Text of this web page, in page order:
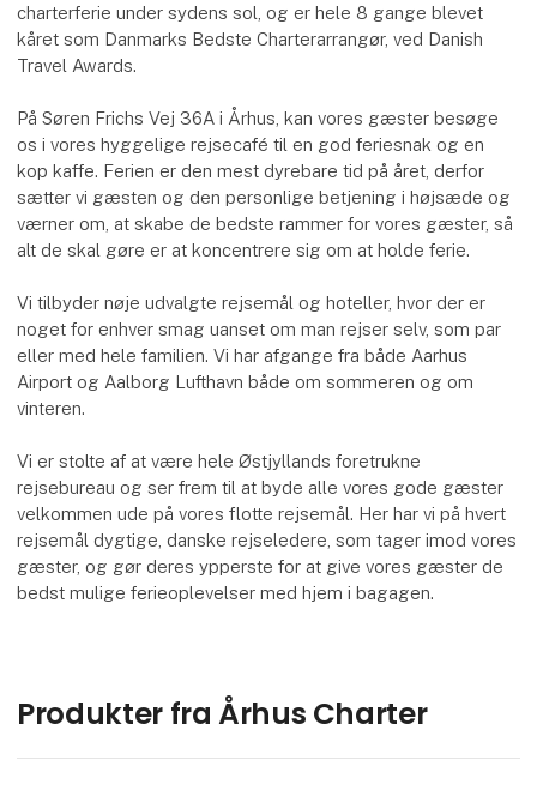
charterferie under sydens sol, og er hele 8 gange blevet
kåret som Danmarks Bedste Charterarrangør, ved Danish
Travel Awards.
På Søren Frichs Vej 36A i Århus, kan vores gæster besøge
os i vores hyggelige rejsecafé til en god feriesnak og en
kop kaffe. Ferien er den mest dyrebare tid på året, derfor
sætter vi gæsten og den personlige betjening i højsæde og
værner om, at skabe de bedste rammer for vores gæster, så
alt de skal gøre er at koncentrere sig om at holde ferie.
Vi tilbyder nøje udvalgte rejsemål og hoteller, hvor der er
noget for enhver smag uanset om man rejser selv, som par
eller med hele familien. Vi har afgange fra både Aarhus
Airport og Aalborg Lufthavn både om sommeren og om
vinteren.
Vi er stolte af at være hele Østjyllands foretrukne
rejsebureau og ser frem til at byde alle vores gode gæster
velkommen ude på vores flotte rejsemål. Her har vi på hvert
rejsemål dygtige, danske rejseledere, som tager imod vores
gæster, og gør deres ypperste for at give vores gæster de
bedst mulige ferieoplevelser med hjem i bagagen.
Produkter fra Århus Charter